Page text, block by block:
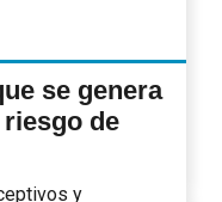
se genera
de